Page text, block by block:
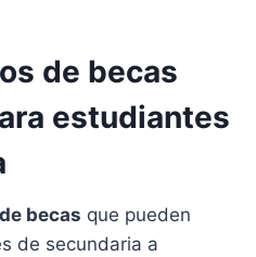
de becas
estudiantes
becas que pueden
de secundaria a